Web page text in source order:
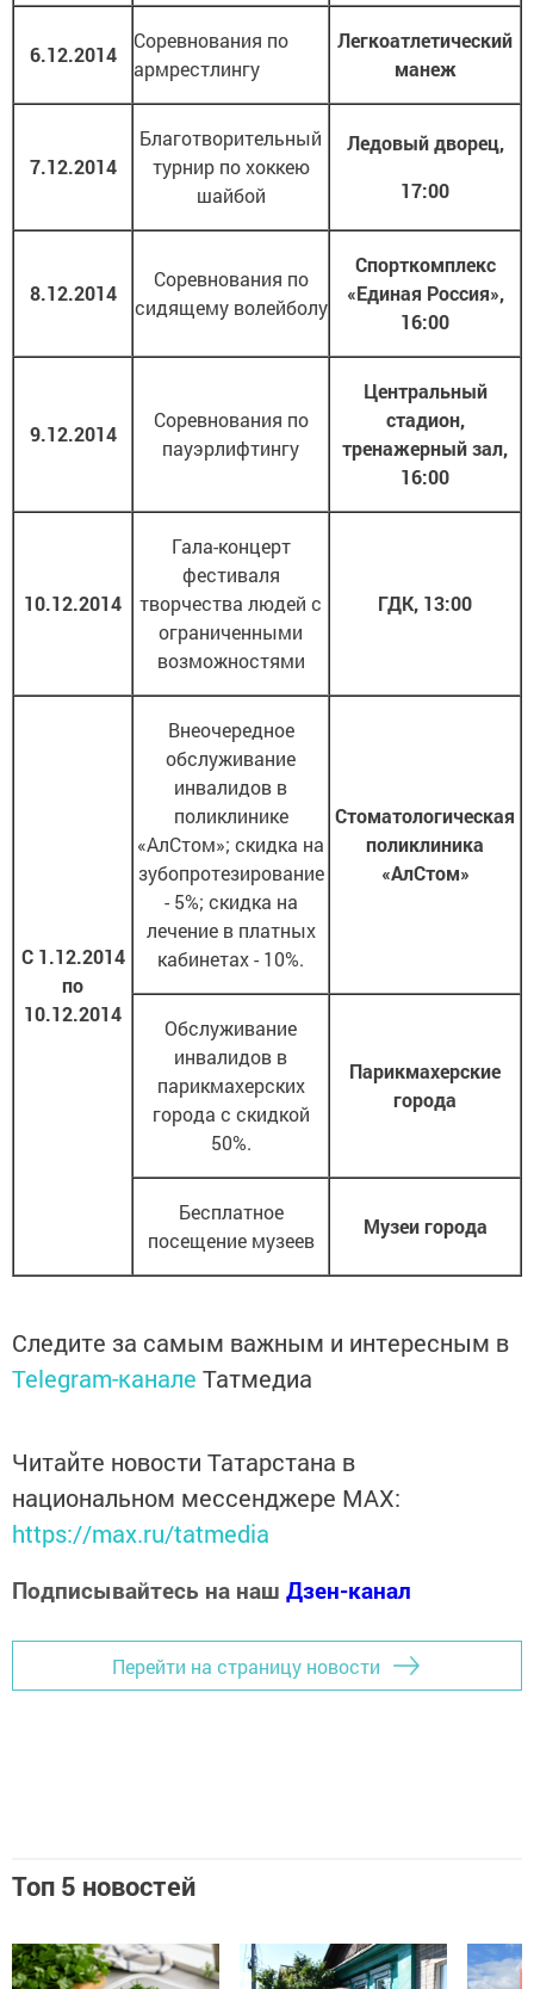
6.12.2014
Соревнования по
армрестлингу
Легкоатлетический
манеж
7.12.2014
Благотворительный
турнир по хоккею
шайбой
Ледовый дворец,
17:00
8.12.2014
Соревнования по
сидящему волейболу
Спорткомплекс
«Единая Россия»,
16:00
9.12.2014
Соревнования по
пауэрлифтингу
Центральный
стадион,
тренажерный зал,
16:00
10.12.2014
Гала-концерт
фестиваля
творчества людей с
ограниченными
возможностями
ГДК, 13:00
С 1.12.2014
по
10.12.2014
Внеочередное
обслуживание
инвалидов в
поликлинике
«АлСтом»; скидка на
зубопротезирование
- 5%; скидка на
лечение в платных
кабинетах - 10%.
Стоматологическая
поликлиника
«АлСтом»
Обслуживание
инвалидов в
парикмахерских
города с скидкой
50%.
Парикмахерские
города
Бесплатное
посещение музеев
Музеи города
Следите за самым важным и интересным в
Telegram-канале Татмедиа
Читайте новости Татарстана в
национальном мессенджере MАХ:
https://max.ru/tatmedia
Подписывайтесь на наш Дзен-канал
Перейти на страницу новости
Топ 5 новостей